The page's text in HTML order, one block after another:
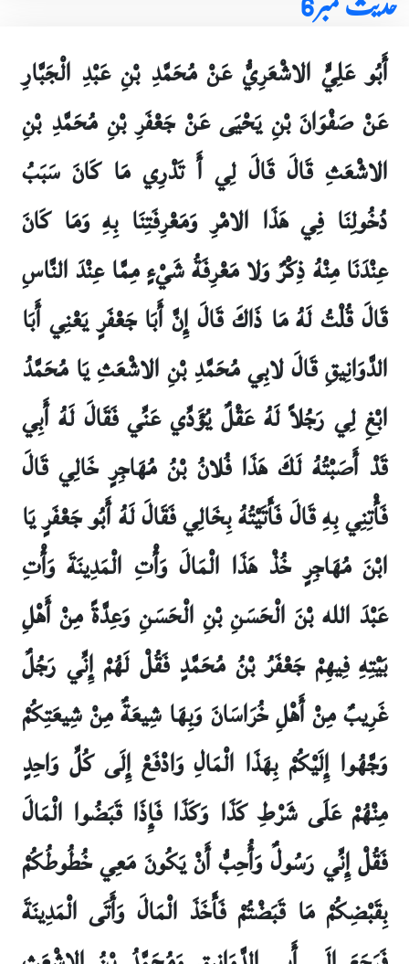
أَبُو عَلِيٍّ الاشْعَرِيُّ عَنْ مُحَمَّدِ بْنِ عَبْدِ الْجَبَّارِ
عَنْ صَفْوَانَ بْنِ يَحْيَى عَنْ جَعْفَرِ بْنِ مُحَمَّدِ بْنِ
الاشْعَثِ قَالَ قَالَ لِي أَ تَدْرِي مَا كَانَ سَبَبُ
دُخُولِنَا فِي هَذَا الامْرِ وَمَعْرِفَتِنَا بِهِ وَمَا كَانَ
عِنْدَنَا مِنْهُ ذِكْرٌ وَلا مَعْرِفَةُ شَيْ‏ءٍ مِمَّا عِنْدَ النَّاسِ
قَالَ قُلْتُ لَهُ مَا ذَاكَ قَالَ إِنَّ أَبَا جَعْفَرٍ يَعْنِي أَبَا
الدَّوَانِيقِ قَالَ لابِي مُحَمَّدِ بْنِ الاشْعَثِ يَا مُحَمَّدُ
ابْغِ لِي رَجُلاً لَهُ عَقْلٌ يُؤَدِّي عَنِّي فَقَالَ لَهُ أَبِي
قَدْ أَصَبْتُهُ لَكَ هَذَا فُلانُ بْنُ مُهَاجِرٍ خَالِي قَالَ
فَأْتِنِي بِهِ قَالَ فَأَتَيْتُهُ بِخَالِي فَقَالَ لَهُ أَبُو جَعْفَرٍ يَا
ابْنَ مُهَاجِرٍ خُذْ هَذَا الْمَالَ وَأْتِ الْمَدِينَةَ وَأْتِ
عَبْدَ الله بْنَ الْحَسَنِ بْنِ الْحَسَنِ وَعِدَّةً مِنْ أَهْلِ
بَيْتِهِ فِيهِمْ جَعْفَرُ بْنُ مُحَمَّدٍ فَقُلْ لَهُمْ إِنِّي رَجُلٌ
غَرِيبٌ مِنْ أَهْلِ خُرَاسَانَ وَبِهَا شِيعَةٌ مِنْ شِيعَتِكُمْ
وَجَّهُوا إِلَيْكُمْ بِهَذَا الْمَالِ وَادْفَعْ إِلَى كُلِّ وَاحِدٍ
مِنْهُمْ عَلَى شَرْطِ كَذَا وَكَذَا فَإِذَا قَبَضُوا الْمَالَ
فَقُلْ إِنِّي رَسُولٌ وَأُحِبُّ أَنْ يَكُونَ مَعِي خُطُوطُكُمْ
بِقَبْضِكُمْ مَا قَبَضْتُمْ فَأَخَذَ الْمَالَ وَأَتَى الْمَدِينَةَ